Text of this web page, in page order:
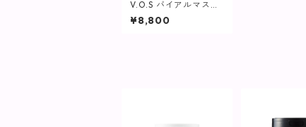
V.O.S バイアルマスク
(30ml×6枚)【SPICAR
E】
¥8,800